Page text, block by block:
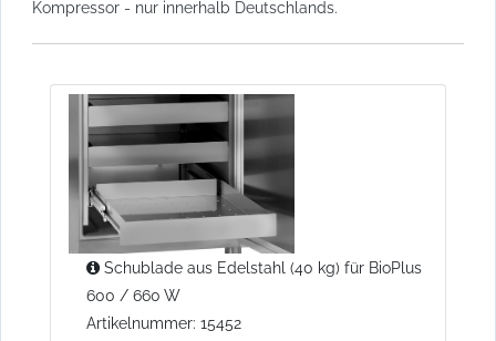
Kompressor - nur innerhalb Deutschlands.
Schublade aus Edelstahl (40 kg) für BioPlus
600 / 660 W
Artikelnummer: 15452